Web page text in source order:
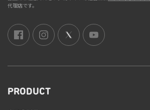
代理店です。
PRODUCT